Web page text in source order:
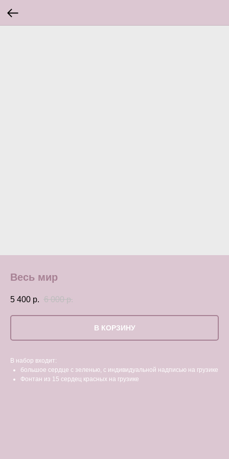
Весь мир
5 400 р. 6 000 р.
В КОРЗИНУ
В набор входит:
большое сердце с зеленью, с индивидуальной надписью на грузике
Фонтан из 15 сердец красных на грузике